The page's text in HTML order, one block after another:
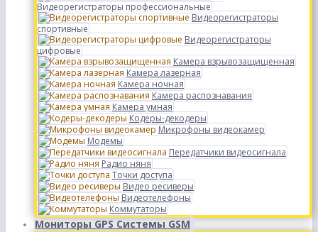
Видеорегистраторы профессиональные
Видеорегистраторы
спортивные
Видеорегистраторы
цифровые
Камера взрывозащищенная
Камера лазерная
Камера ночная
Камера распознавания
Камера умная
Кодеры-декодеры
Микрофоны видеокамер
Модемы
Передатчики видеосигнала
Радио няня
Точки доступа
Видео ресиверы
Видеотелефоны
Коммутаторы
Мониторы GPS Системы GSM